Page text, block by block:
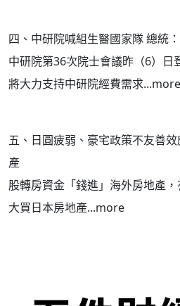
四、中研院喊組生醫國家隊 總統
中研院第36次院士會議昨（6）日
將大力支持中研院經費需求...more
五、日圓疲弱、豪宅政策不友善
產
股轉房資金「錢進」海外房地產
大買日本房地產...more